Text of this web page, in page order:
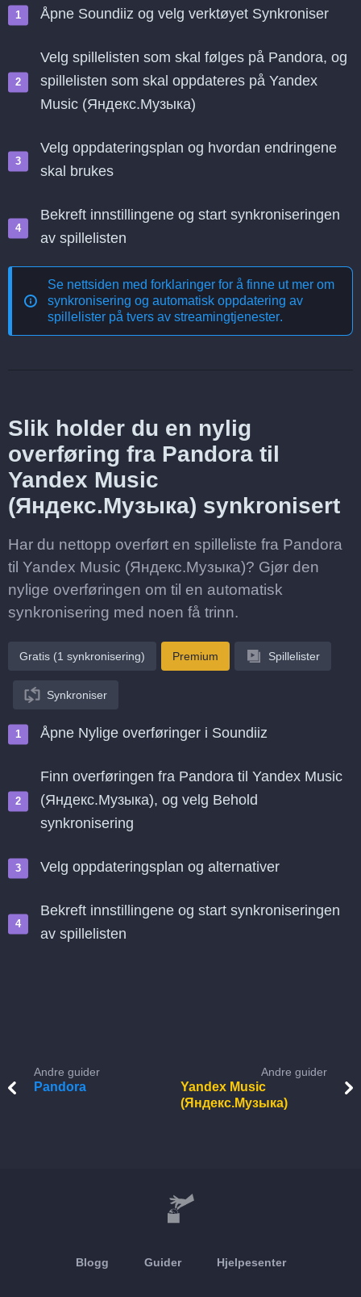
Åpne Soundiiz og velg verktøyet Synkroniser
Velg spillelisten som skal følges på Pandora, og
spillelisten som skal oppdateres på Yandex
Music (Яндекс.Музыка)
Velg oppdateringsplan og hvordan endringene
skal brukes
Bekreft innstillingene og start synkroniseringen
av spillelisten
Se nettsiden med forklaringer for å finne ut mer om
synkronisering og automatisk oppdatering av
spillelister på tvers av streamingtjenester.
Slik holder du en nylig
overføring fra Pandora til
Yandex Music
(Яндекс.Музыка) synkronisert
Har du nettopp overført en spilleliste fra Pandora
til Yandex Music (Яндекс.Музыка)? Gjør den
nylige overføringen om til en automatisk
synkronisering med noen få trinn.
Gratis (1 synkronisering) Premium Spillelister
Synkroniser
Åpne Nylige overføringer i Soundiiz
Finn overføringen fra Pandora til Yandex Music
(Яндекс.Музыка), og velg Behold
synkronisering
Velg oppdateringsplan og alternativer
Bekreft innstillingene og start synkroniseringen
av spillelisten
Andre guider
Pandora
Andre guider
Yandex Music
(Яндекс.Музыка)
Blogg Guider Hjelpesenter